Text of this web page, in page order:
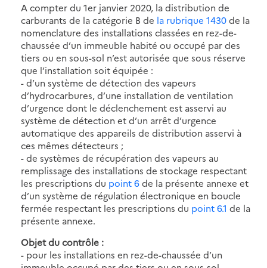
A compter du 1er janvier 2020, la distribution de
carburants de la catégorie B de la rubrique 1430de la
nomenclature des installations classées en rez-de-
chaussée d’un immeuble habité ou occupé par des
tiers ou en sous-sol n’est autorisée que sous réserve
que l’installation soit équipée :
- d’un système de détection des vapeurs
d’hydrocarbures, d’une installation de ventilation
d’urgence dont le déclenchement est asservi au
système de détection et d’un arrêt d’urgence
automatique des appareils de distribution asservi à
ces mêmes détecteurs ;
- de systèmes de récupération des vapeurs au
remplissage des installations de stockage respectant
les prescriptions du point 6de la présente annexe et
d’un système de régulation électronique en boucle
fermée respectant les prescriptions du point 6.1 de la
présente annexe.
Objet du contrôle :
- pour les installations en rez-de-chaussée d’un